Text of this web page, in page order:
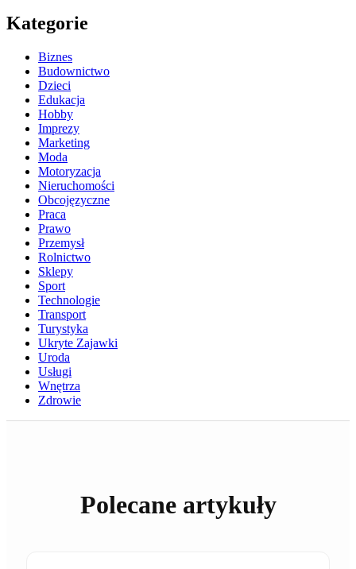
Kategorie
Biznes
Budownictwo
Dzieci
Edukacja
Hobby
Imprezy
Marketing
Moda
Motoryzacja
Nieruchomości
Obcojęzyczne
Praca
Prawo
Przemysł
Rolnictwo
Sklepy
Sport
Technologie
Transport
Turystyka
Ukryte Zajawki
Uroda
Usługi
Wnętrza
Zdrowie
Polecane artykuły